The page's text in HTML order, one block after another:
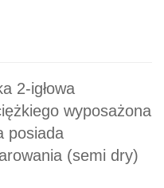
2-igłowa
wyposażona
posiada
(semi dry)